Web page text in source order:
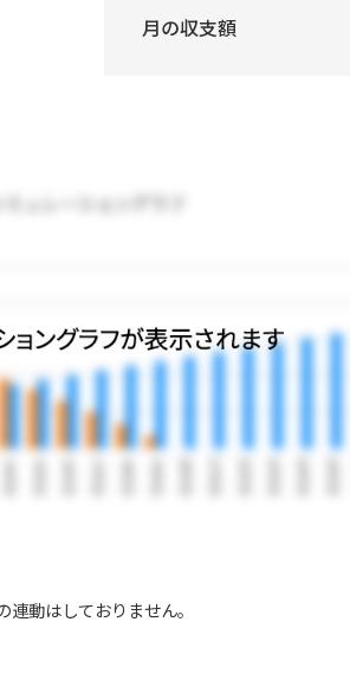
月の収支額
動はしておりません。